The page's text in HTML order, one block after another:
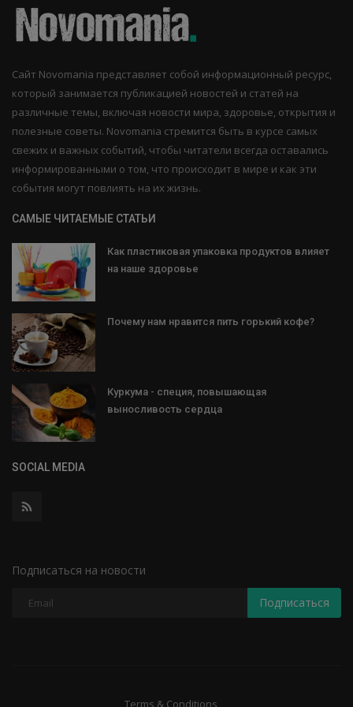
Сайт Novomania представляет собой информационный ресурс,
который занимается публикацией новостей и статей на
различные темы, включая новости мира, здоровье, открытия и
полезные советы. Novomania стремится быть в курсе самых
свежих и важных событий, чтобы читатели всегда оставались
информированными о том, что происходит в мире и как эти
события могут повлиять на их жизнь.
САМЫЕ ЧИТАЕМЫЕ СТАТЬИ
Как пластиковая упаковка продуктов влияет
на наше здоровье
Почему нам нравится пить горький кофе?
Куркума - специя, повышающая
выносливость сердца
SOCIAL MEDIA
Подписаться на новости
Подписаться
Terms & Conditions